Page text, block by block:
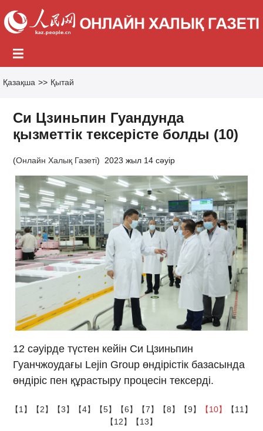
Қазақша >> Қытай
Си Цзиньпин Гуандунда
қызметтік тексерісте болды (10)
(Онлайн Халық Газеті) 2023 жыл 14 сәуір
12 сәуірде түстен кейін Си Цзиньпин
Гуанчжоудағы Lejin Group өндірістік базасында
өндіріс пен құрастыру процесін тексерді.
【1】 【2】 【3】 【4】 【5】 【6】 【7】 【8】 【9】 【10】
【11】
【12】
【13】